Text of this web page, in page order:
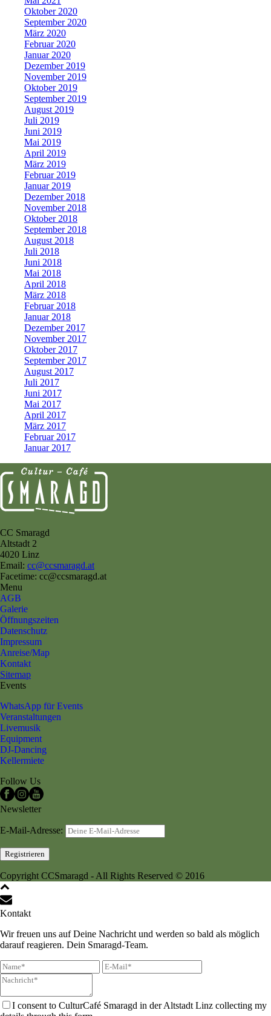
Oktober 2020
September 2020
März 2020
Februar 2020
Januar 2020
Dezember 2019
November 2019
Oktober 2019
September 2019
August 2019
Juli 2019
Juni 2019
Mai 2019
April 2019
März 2019
Februar 2019
Januar 2019
Dezember 2018
November 2018
Oktober 2018
September 2018
August 2018
Juli 2018
Juni 2018
Mai 2018
April 2018
März 2018
Februar 2018
Januar 2018
Dezember 2017
November 2017
Oktober 2017
September 2017
August 2017
Juli 2017
Juni 2017
Mai 2017
April 2017
März 2017
Februar 2017
Januar 2017
CC Smaragd
Altstadt 2
4020 Linz
Email: cc@ccsmaragd.at
Facetime: cc@ccsmaragd.at
Menu
AGB
Galerie
Öffnungszeiten
Datenschutz
Impressum
Anreise/Map
Kontakt
Sitemap
Events
WhatsApp für Events
Veranstaltungen
Livemusik
Equipment
DJ-Dancing
Kellermiete
Follow Us
Newsletter
E-Mail-Adresse:
Copyright CCSmaragd - All Rights Reserved © 2016
Kontakt
Wir freuen uns auf Deine Nachricht und werden so bald als möglich
darauf reagieren. Dein Smaragd-Team.
I consent to CulturCafé Smaragd in der Altstadt Linz collecting my